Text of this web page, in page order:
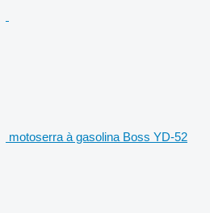
motoserra à gasolina Boss YD-52